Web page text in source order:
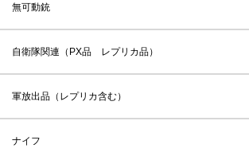
無可動銃
自衛隊関連（PX品 レプリカ品）
軍放出品（レプリカ含む）
ナイフ